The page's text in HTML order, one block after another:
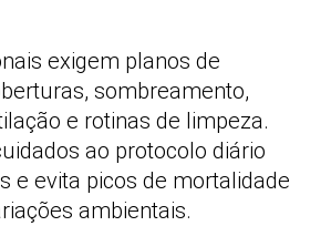
exigem planos de
sombreamento,
e rotinas de limpeza.
ao protocolo diário
e evita picos de mortalidade
ambientais.